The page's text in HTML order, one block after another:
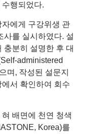
행되었다.
에게 구강위생 관
사를 실시하였다. 설
충분히 설명한 후 대
administered
며, 작성된 설문지
서 확인하여 회수
배면에 천연 청색
Korea)를